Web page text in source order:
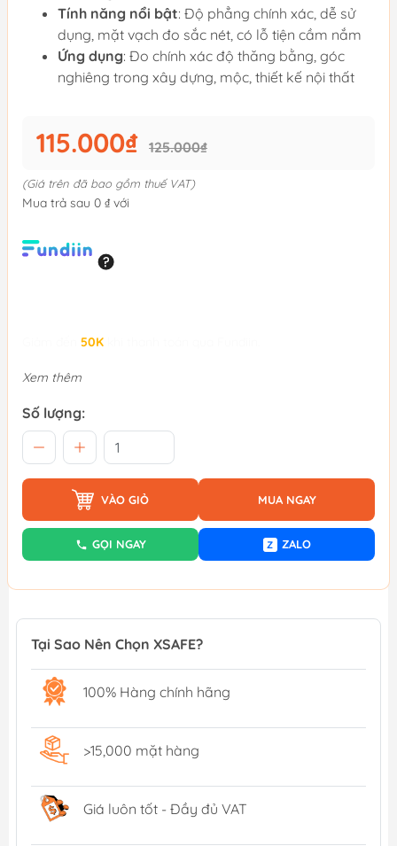
Tính năng nổi bật: Độ phẳng chính xác, dễ sử
dụng, mặt vạch đo sắc nét, có lỗ tiện cầm nắm
Ứng dụng: Đo chính xác độ thăng bằng, góc
nghiêng trong xây dựng, mộc, thiết kế nội thất
115.000₫ 125.000₫
(Giá trên đã bao gồm thuế VAT)
Mua trả sau 0 ₫ với
50K
Xem thêm
Số lượng:
VÀO GIỎ MUA NGAY
GỌI NGAY Z ZALO
Tại Sao Nên Chọn XSAFE?
100% Hàng chính hãng
>15,000 mặt hàng
Giá luôn tốt - Đầy đủ VAT